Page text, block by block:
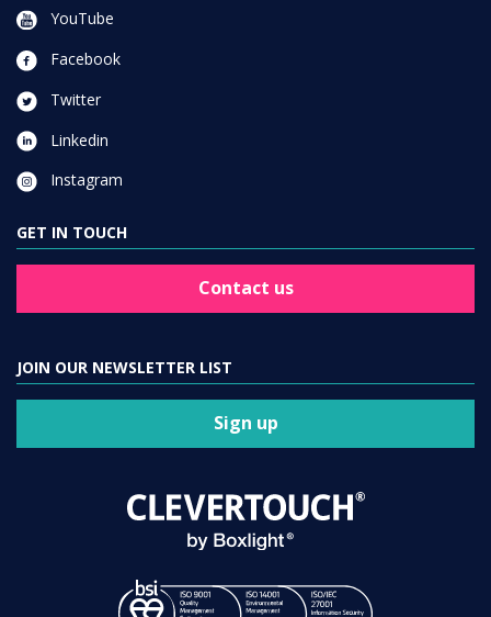
YouTube
Facebook
Twitter
Linkedin
Instagram
GET IN TOUCH
Contact us
JOIN OUR NEWSLETTER LIST
Sign up